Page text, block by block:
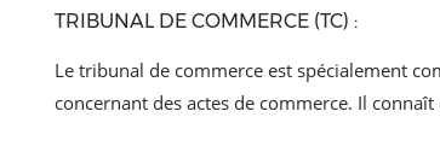
TRIBUNAL DE COMMERCE (TC) :
Le tribunal de commerce est spécialement
concernant des actes de commerce. Il